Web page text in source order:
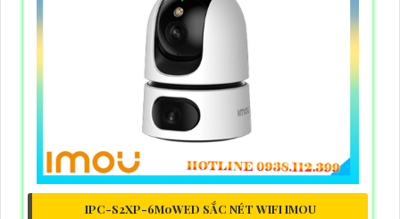
IPC-S2XP-6M0WED SẮC NÉT WIFI IMOU